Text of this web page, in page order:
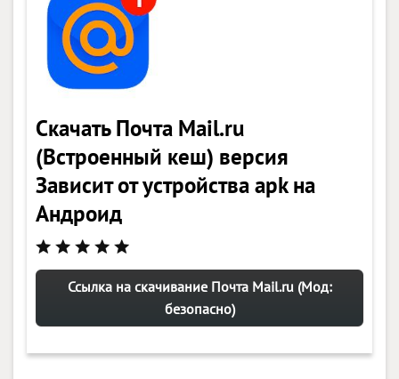
Скачать Почта Mail.ru
(Встроенный кеш) версия
Зависит от устройства apk на
Андроид
Ссылка на скачивание Почта Mail.ru (Мод:
безопасно)